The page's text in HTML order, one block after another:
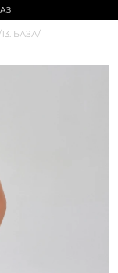
13. БАЗА/